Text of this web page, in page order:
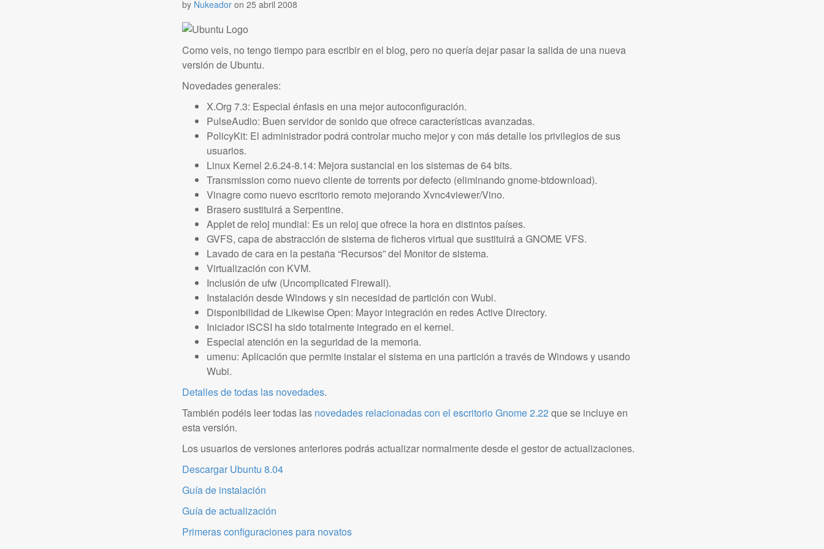
by Nukeador on 25 abril 2008
Como veis, no tengo tiempo para escribir en el blog, pero no quería dejar pasar la salida de una nueva
versión de Ubuntu.
Novedades generales:
X.Org 7.3: Especial énfasis en una mejor autoconfiguración.
PulseAudio: Buen servidor de sonido que ofrece características avanzadas.
PolicyKit: El administrador podrá controlar mucho mejor y con más detalle los privilegios de sus
usuarios.
Linux Kernel 2.6.24-8.14: Mejora sustancial en los sistemas de 64 bits.
Transmission como nuevo cliente de torrents por defecto (eliminando gnome-btdownload).
Vinagre como nuevo escritorio remoto mejorando Xvnc4viewer/Vino.
Brasero sustituirá a Serpentine.
Applet de reloj mundial: Es un reloj que ofrece la hora en distintos países.
GVFS, capa de abstracción de sistema de ficheros virtual que sustituirá a GNOME VFS.
Lavado de cara en la pestaña “Recursos” del Monitor de sistema.
Virtualización con KVM.
Inclusión de ufw (Uncomplicated Firewall).
Instalación desde Windows y sin necesidad de partición con Wubi.
Disponibilidad de Likewise Open: Mayor integración en redes Active Directory.
Iniciador iSCSI ha sido totalmente integrado en el kernel.
Especial atención en la seguridad de la memoria.
umenu: Aplicación que permite instalar el sistema en una partición a través de Windows y usando
Wubi.
Detalles de todas las novedades.
También podéis leer todas las novedades relacionadas con el escritorio Gnome 2.22 que se incluye en
esta versión.
Los usuarios de versiones anteriores podrás actualizar normalmente desde el gestor de actualizaciones.
Descargar Ubuntu 8.04
Guía de instalación
Guía de actualización
Primeras configuraciones para novatos